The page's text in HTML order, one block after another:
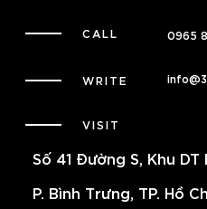
CALL 0965
WRITE
VISIT
Số 41 Đường S, Khu DT
P. Bình Trưng, TP. Hồ